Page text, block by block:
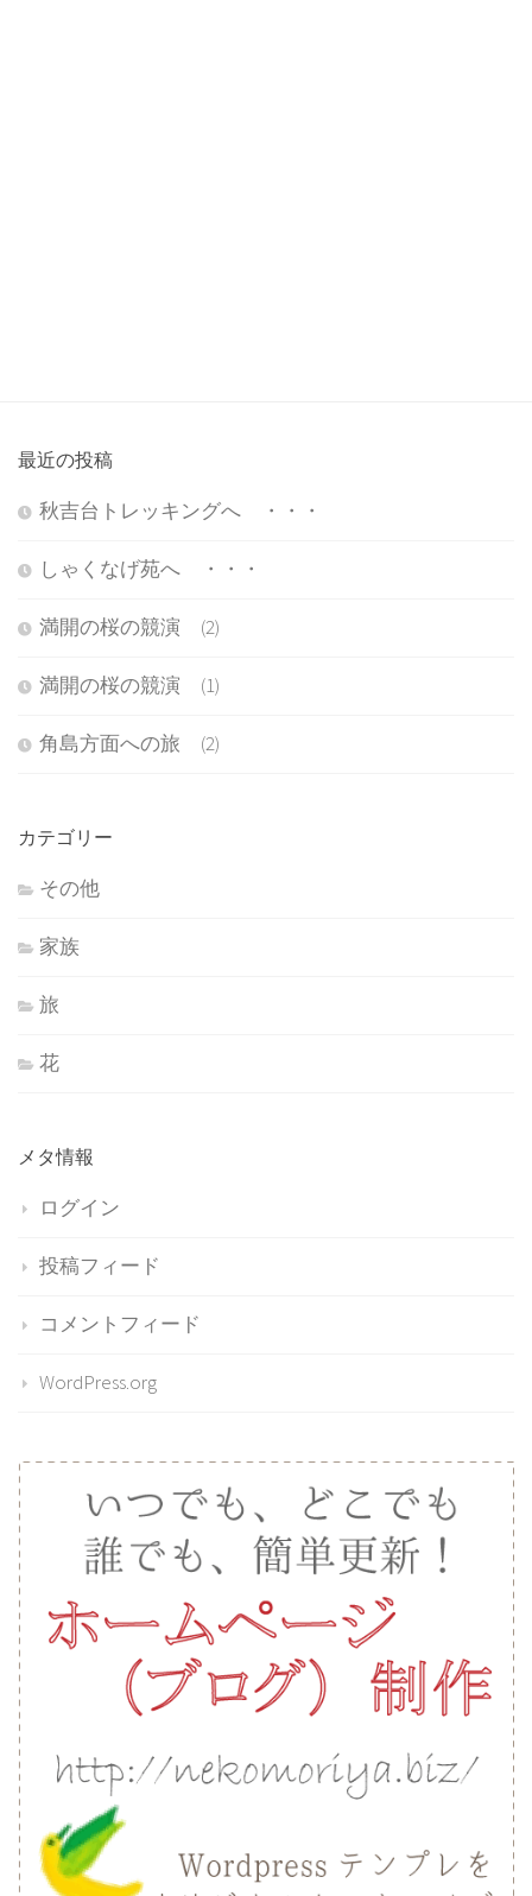
最近の投稿
秋吉台トレッキングへ ・・・
しゃくなげ苑へ ・・・
満開の桜の競演 (2)
満開の桜の競演 (1)
角島方面への旅 (2)
カテゴリー
その他
家族
旅
花
メタ情報
ログイン
投稿フィード
コメントフィード
WordPress.org